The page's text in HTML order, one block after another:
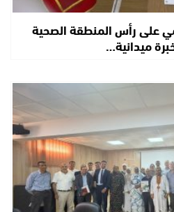
على رأس المنطقة الصحية
ميدانية…